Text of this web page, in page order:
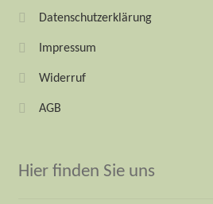
Datenschutzerklärung
Impressum
Widerruf
AGB
Hier finden Sie uns